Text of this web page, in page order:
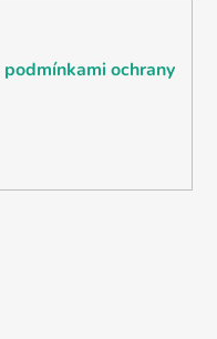
podmínkami ochrany